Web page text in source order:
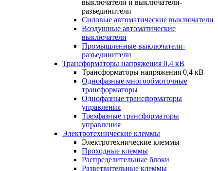
выключатели и выключатели-
разъединители
Силовые автоматические выключатели
Воздушные автоматические
выключатели
Промышленные выключатели-
разъединители
Трансформаторы напряжения 0,4 кВ
Трансформаторы напряжения 0,4 кВ
Однофазные многообмоточные
трансформаторы
Однофазные трансформаторы
управления
Трехфазные трансформаторы
управления
Электротехнические клеммы
Электротехнические клеммы
Проходные клеммы
Распределительные блоки
Разветвительные клеммы